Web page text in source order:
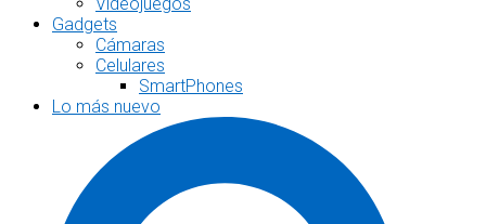
Gadgets
Cámaras
Celulares
SmartPhones
Lo más nuevo